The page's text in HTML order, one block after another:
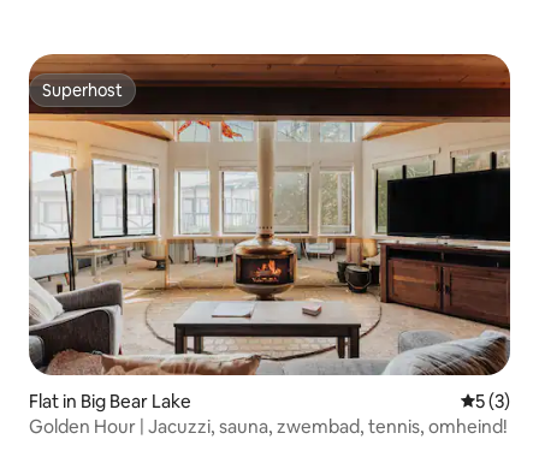
Superhost
Superhost
Flat in Big Bear Lake
5 (3)
Golden Hour | Jacuzzi, sauna, zwembad, tennis, omheind!